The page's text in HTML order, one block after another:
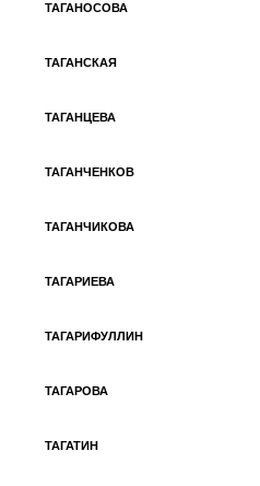
ТАГАНОСОВА
ТАГАНСКАЯ
ТАГАНЦЕВА
ТАГАНЧЕНКОВ
ТАГАНЧИКОВА
ТАГАРИЕВА
ТАГАРИФУЛЛИН
ТАГАРОВА
ТАГАТИН